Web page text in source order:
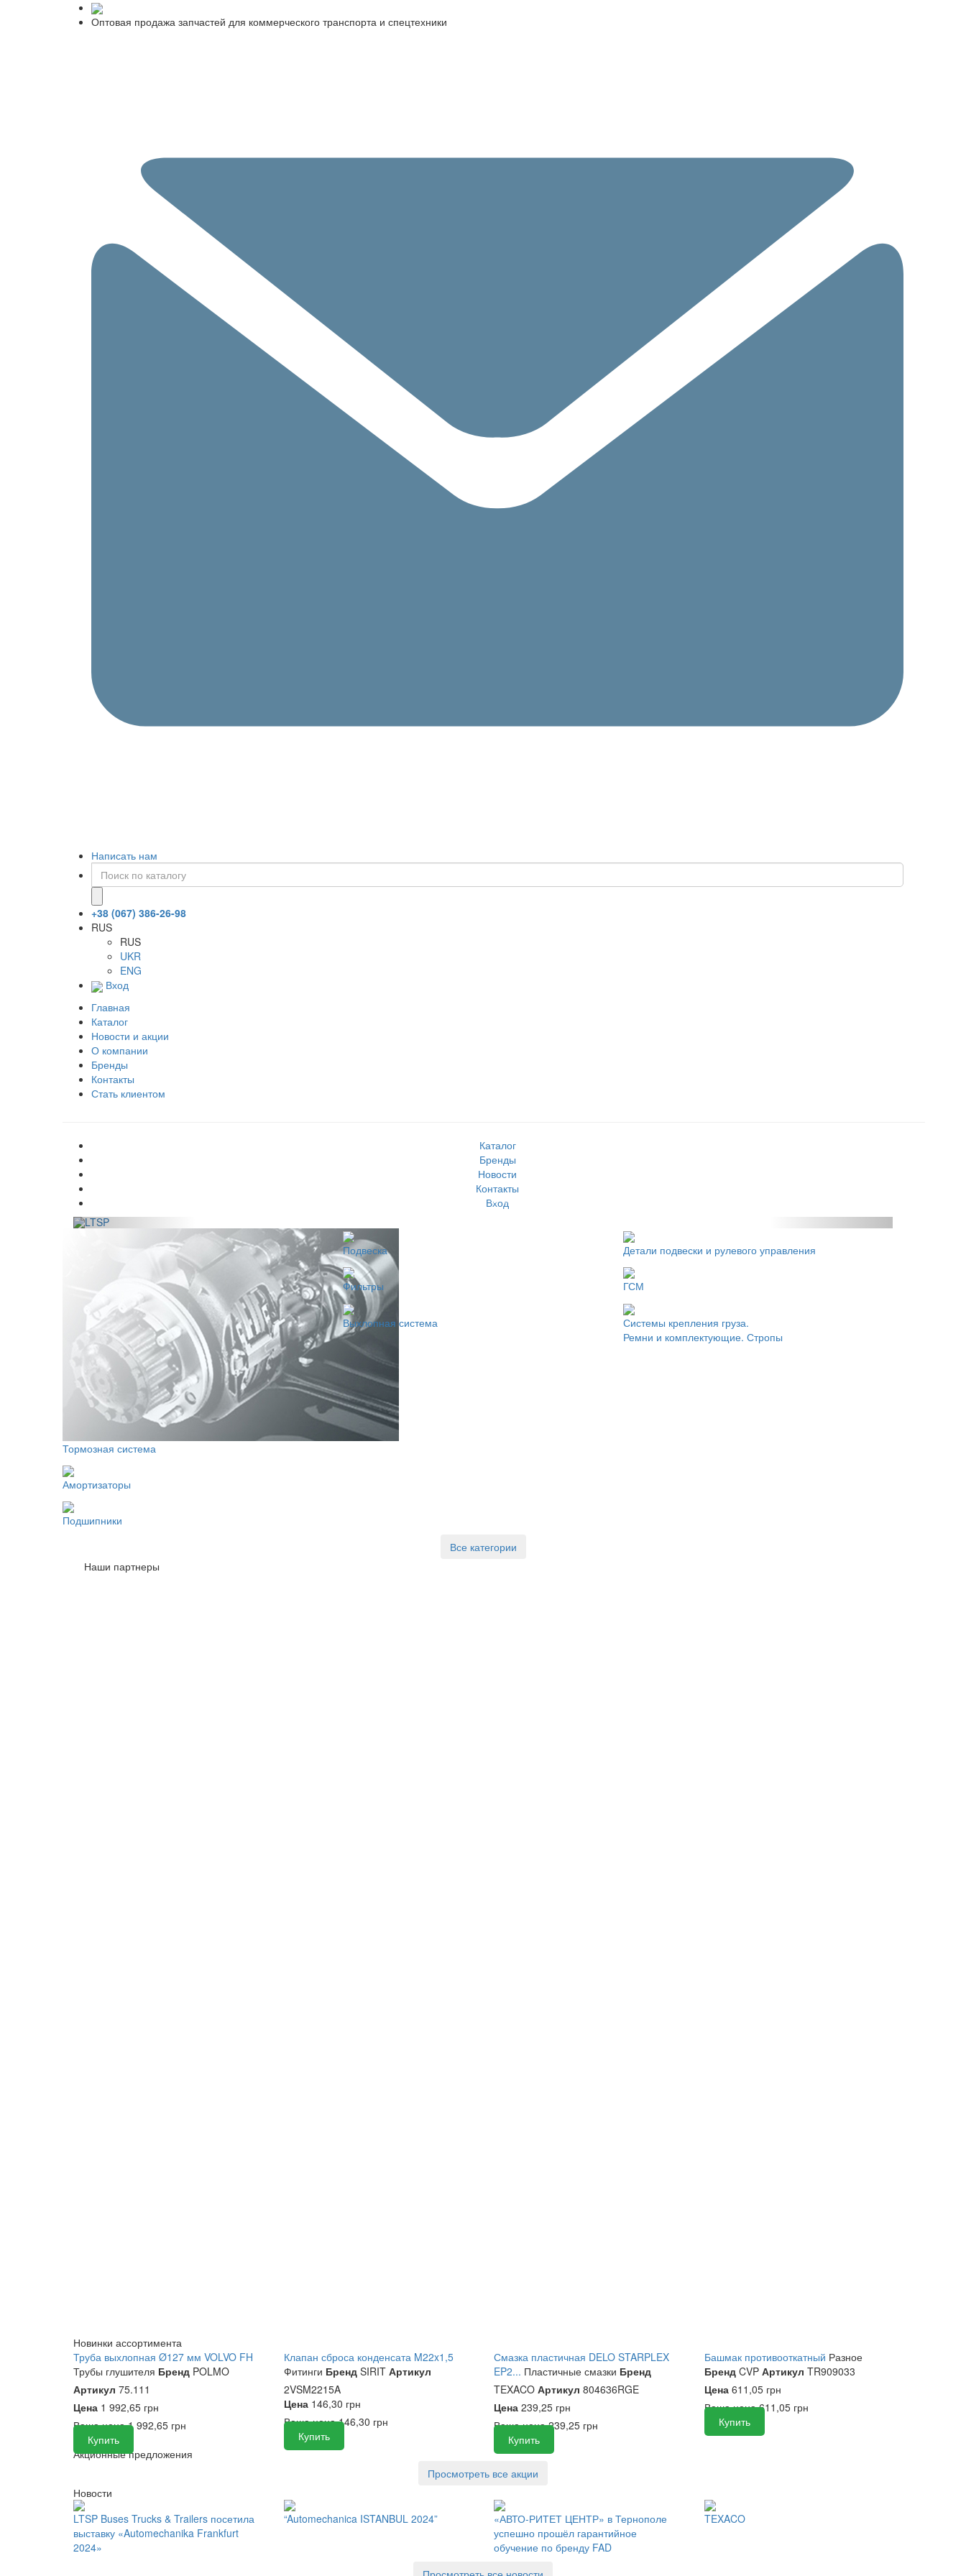
Оптовая продажа запчастей для коммерческого транспорта и спецтехники
Написать нам
+38 (067) 386-26-98
RUS
RUS
UKR
ENG
Вход
Главная
Каталог
Новости и акции
О компании
Бренды
Контакты
Стать клиентом
Каталог
Бренды
Новости
Контакты
Вход
Тормозная система
Амортизаторы
Подшипники
Подвеска
Фильтры
Выхлопная система
Детали подвески и рулевого управления
ГСМ
Системы крепления груза.
Ремни и комплектующие. Стропы
Все категории
Наши партнеры
Новинки ассортимента
Труба выхлопная Ø127 мм VOLVO FH
Трубы глушителя Бренд POLMO
Артикул 75.111
Цена 1 992,65 грн
Ваша цена 1 992,65 грн
Купить
Клапан сброса конденсата M22x1,5
Фитинги БрендSIRIT Артикул
2VSM2215A
Цена146,30 грн
Ваша цена 146,30 грн
Купить
Смазка пластичная DELO STARPLEX
EP2... Пластичные смазки Бренд
TEXACO Артикул 804636RGE
Цена 239,25 грн
Ваша цена 239,25 грн
Купить
Башмак противооткатный Разное
БрендCVP Артикул TR909033
Цена611,05 грн
Ваша цена 611,05 грн
Купить
Акционные предложения
Просмотреть все акции
Новости
LTSP Buses Trucks & Trailers посетила
выставку «Automechanika Frankfurt
2024»
“Automechanica ISTANBUL 2024”
«АВТО-РИТЕТ ЦЕНТР» в Тернополе
успешно прошёл гарантийное
обучение по бренду FAD
TEXACO